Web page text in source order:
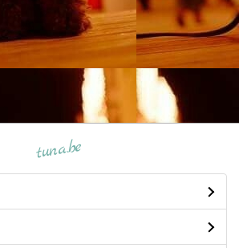
tuna.be